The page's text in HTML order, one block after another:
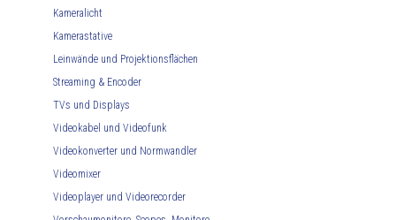
Kameralicht
Kamerastative
Leinwände und Projektionsflächen
Streaming & Encoder
TVs und Displays
Videokabel und Videofunk
Videokonverter und Normwandler
Videomixer
Videoplayer und Videorecorder